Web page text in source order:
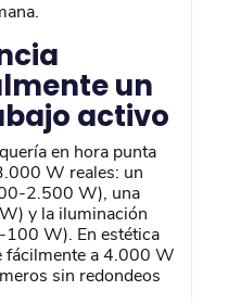
un
activo
en hora punta
W reales: un
2.500 W), una
y la iluminación
W). En estética
fácilmente a 4.000 W
sin redondeos